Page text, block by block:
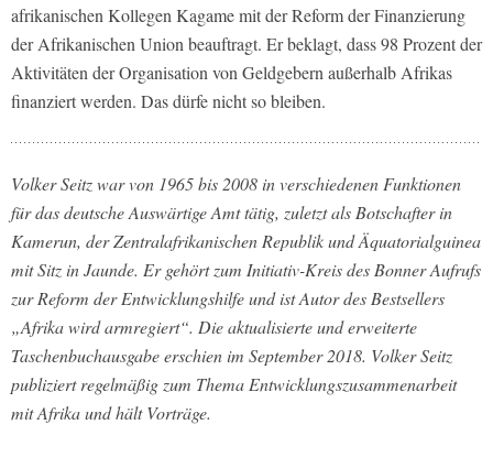
afrikanischen Kollegen Kagame mit der Reform der Finanzierung
der Afrikanischen Union beauftragt. Er beklagt, dass 98 Prozent der
Aktivitäten der Organisation von Geldgebern außerhalb Afrikas
finanziert werden. Das dürfe nicht so bleiben.
Volker Seitz war von 1965 bis 2008 in verschiedenen Funktionen
für das deutsche Auswärtige Amt tätig, zuletzt als Botschafter in
Kamerun, der Zentralafrikanischen Republik und Äquatorialguinea
mit Sitz in Jaunde. Er gehört zum Initiativ-Kreis des Bonner Aufrufs
zur Reform der Entwicklungshilfe und ist Autor des Bestsellers
„Afrika wird armregiert“. Die aktualisierte und erweiterte
Taschenbuchausgabe erschien im September 2018. Volker Seitz
publiziert regelmäßig zum Thema Entwicklungszusammenarbeit
mit Afrika und hält Vorträge.